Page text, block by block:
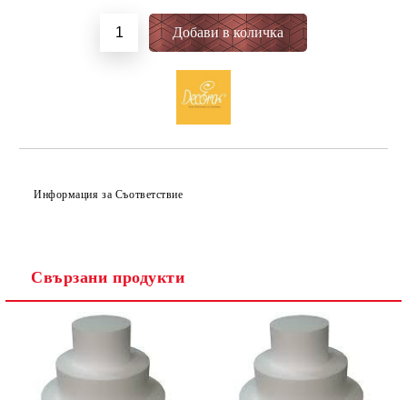
Информация за Съответствие
Свързани продукти